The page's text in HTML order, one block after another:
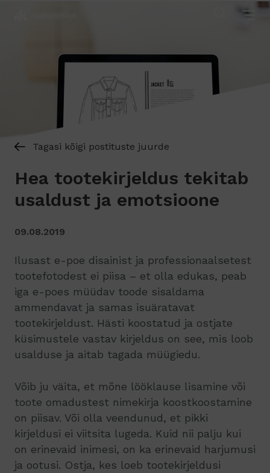
Tagasi kõigi postituste juurde
Hea tootekirjeldus tekitab
usaldust ja emotsioone
09.08.2019
Ilusast e-poe disainist ja professionaalsetest
tootefotodest ei piisa – et olla edukas, peab
iga e-poes müüdav toode sisaldama
ammendavat ja samas isuäratavat
tootekirjeldust. Hästi koostatud ja ostjate
küsimustele vastav kirjeldus on see, mis loob
usalduse ja aitab tagada müügiedu.
Võib ju väita, et mõne lööklause lisamine või
toote omadustest nimekirja koostkoostamine
on piisav. Või olla veendunud, et pikki
kirjeldusi ei viitsita lugeda. Kuid nii palju kui
on erinevaid inimesi, on ka erinevaid harjumusi
ja ootusi. Ostja, kes loeb tootekirjeldusi